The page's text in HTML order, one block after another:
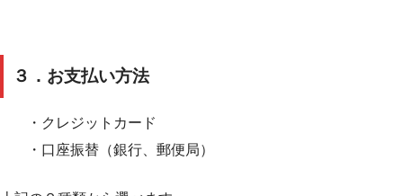
３．お支払い方法
・クレジットカード
・口座振替（銀行、郵便局）